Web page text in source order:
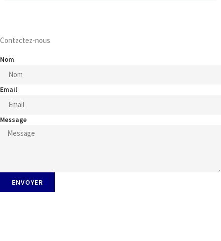
Contactez-nous
Nom
Email
Message
ENVOYER